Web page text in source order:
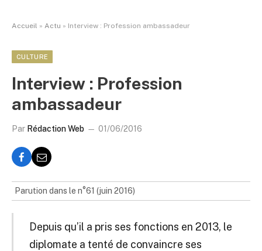
Accueil » Actu » Interview : Profession ambassadeur
CULTURE
Interview : Profession
ambassadeur
Par Rédaction Web 01/06/2016
Parution dans le n°61 (juin 2016)
Depuis qu’il a pris ses fonctions en 2013, le
diplomate a tenté de convaincre ses